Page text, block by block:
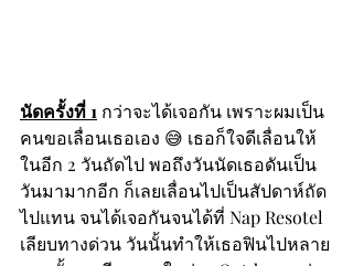
นัดครั้งที่ 1 กว่าจะได้เจอกัน เพราะผมเป็น
คนขอเลื่อนเธอเอง 😅 เธอก็ใจดีเลื่อนให้
ในอีก 2 วันถัดไป พอถึงวันนัดเธอดันเป็น
วันมามากอีก ก็เลยเลื่อนไปเป็นสัปดาห์ถัด
ไปแทน จนได้เจอกันจนได้ที่ Nap Resotel
เลียบทางด่วน วันนั้นทำให้เธอฟินไปหลาย